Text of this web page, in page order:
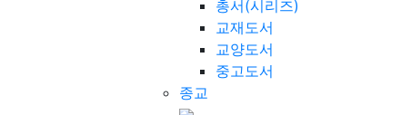
총서(시리즈)
교재도서
교양도서
중고도서
종교